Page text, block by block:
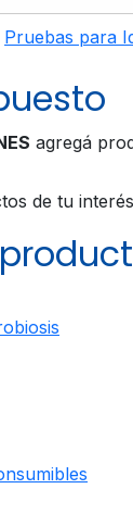
Pruebas para
agregá
de tu